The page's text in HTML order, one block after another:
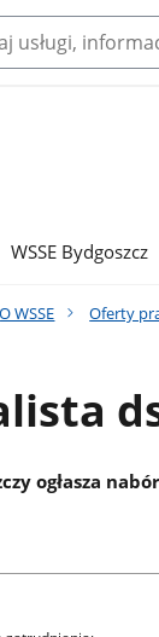
WSSE Bydgoszcz
O WSSE Oferty
ogłasza